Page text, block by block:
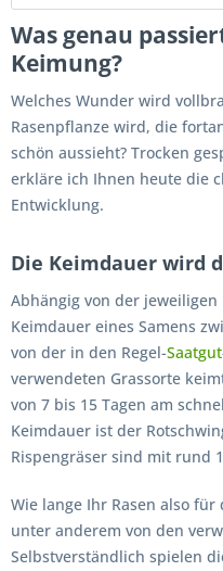
Was genau
Keimung?
Welches Wunder wird
Rasenpflanze wird, die
schön aussieht? Trocken
erkläre ich Ihnen heute die
Entwicklung.
Die Keimdauer wird
Abhängig von der
Keimdauer eines Samens
von der in den Regel-Saatgut
verwendeten Grassorte
von 7 bis 15 Tagen am
Keimdauer ist der
Rispengräser sind mit rund
Wie lange Ihr Rasen also
unter anderem von den
Selbstverständlich spielen